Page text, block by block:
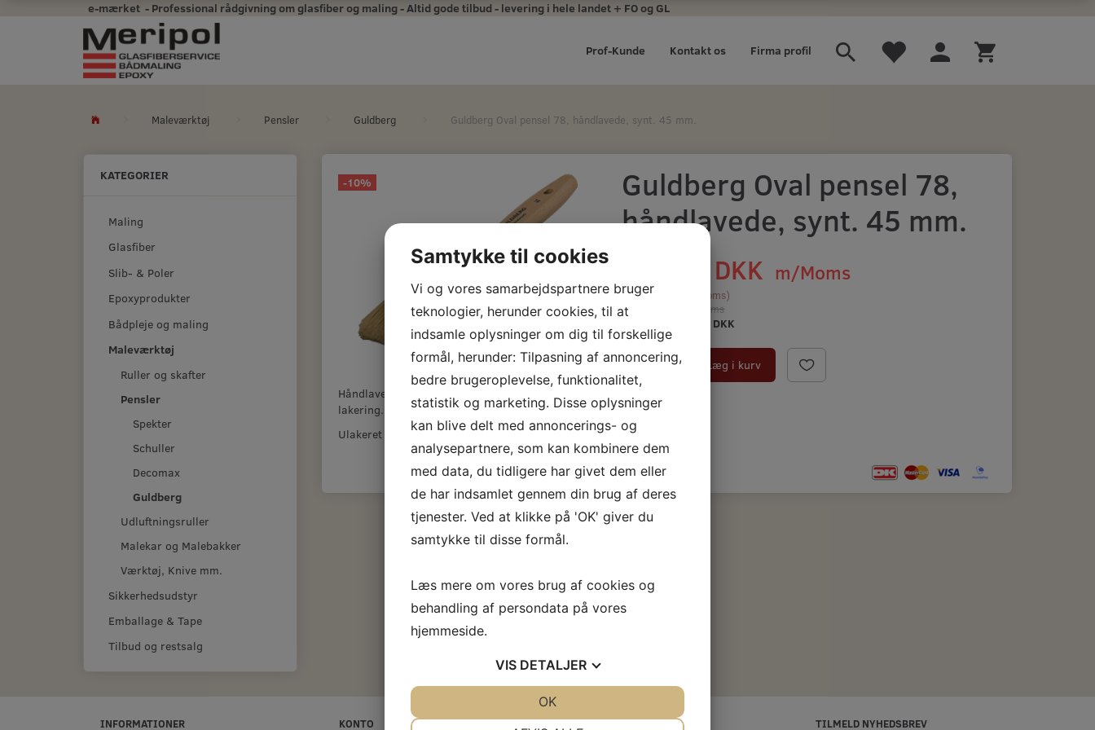
e-mærket - Professional rådgivning om glasfiber og maling - Altid gode tilbud - levering i hele landet + FO og GL
Firma profil
Kontakt os
Prof-Kunde
Maleværktøj Pensler Guldberg Guldberg Oval pensel 78, håndlavede, synt. 45 mm.
KATEGORIER
Maling
Glasfiber
Slib- & Poler
Epoxyprodukter
Bådpleje og maling
Maleværktøj
Ruller og skafter
Pensler
Spekter
Schuller
Decomax
Guldberg
Udluftningsruller
Malekar og Malebakker
Værktøj, Knive mm.
Sikkerhedsudstyr
Emballage & Tape
Tilbud og restsalg
-10%
Håndlavet ovalpensel til træværk, beskæring og
lakering.
Ulakeret bøgetræsskaft og syntetiske børster.
Guldberg Oval pensel 78,
håndlavede, synt. 45 mm.
186,30 DKK m/Moms
( 149,04 DKK u/Moms)
207,00 DKK
m/Moms
20,70 DKK
Læg i kurv
INFORMATIONER KONTO TILMELD NYHEDSBREV
Samtykke til cookies
Vi og vores samarbejdspartnere bruger
teknologier, herunder cookies, til at
indsamle oplysninger om dig til forskellige
formål, herunder: Tilpasning af annoncering,
bedre brugeroplevelse, funktionalitet,
statistik og marketing. Disse oplysninger
kan blive delt med annoncerings- og
analysepartnere, som kan kombinere dem
med data, du tidligere har givet dem eller
de har indsamlet gennem din brug af deres
tjenester. Ved at klikke på 'OK' giver du
samtykke til disse formål.
Læs mere om vores brug af cookies og
behandling af persondata på vores
hjemmeside.
VIS DETALJER
OK